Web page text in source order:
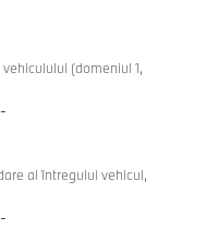
(domeniul 1,
-
al întregului vehicul,
-